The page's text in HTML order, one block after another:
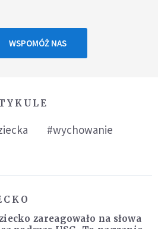
WSPOMÓŻ NAS
#wychowanie
zareagowało na słowa